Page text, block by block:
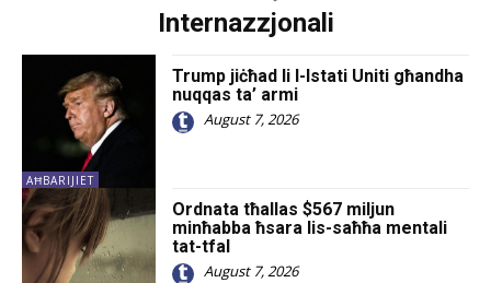
Internazzjonali
AĦBARIJIET
Trump jiċħad li l-Istati Uniti għandha
nuqqas ta’ armi
August 7, 2026
Ordnata tħallas $567 miljun
minħabba ħsara lis-saħħa mentali
tat-tfal
August 7, 2026